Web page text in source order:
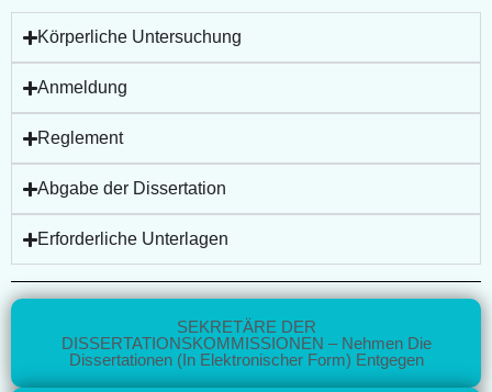
Körperliche Untersuchung
Anmeldung
Reglement
Abgabe der Dissertation
Erforderliche Unterlagen
SEKRETÄRE DER
DISSERTATIONSKOMMISSIONEN – Nehmen Die
Dissertationen (in Elektronischer Form) Entgegen